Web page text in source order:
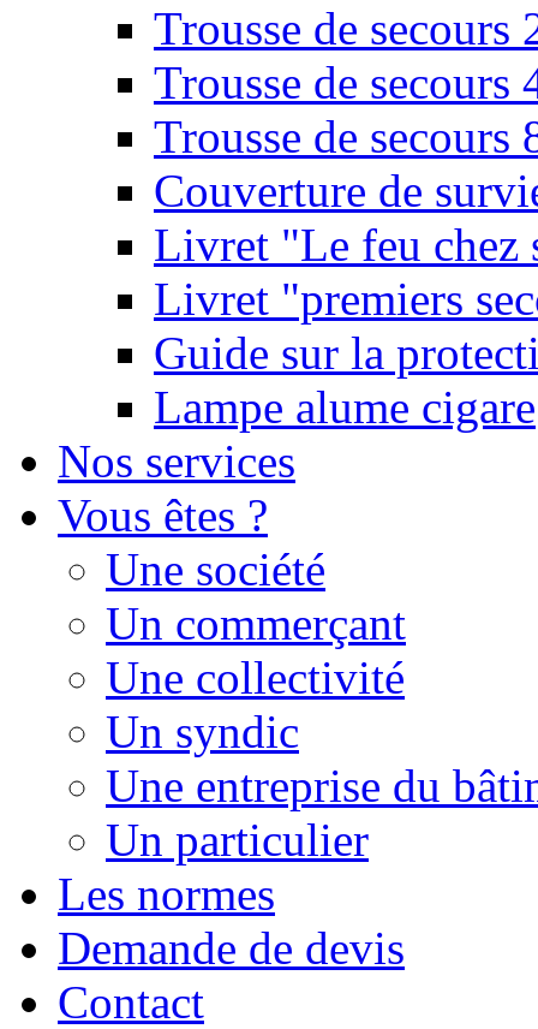
Trousse de secours
Trousse de secours
Trousse de secours
Couverture de
Livret "Le feu chez
Livret "premiers
Guide sur la
Lampe alume cigare
Nos services
Vous êtes ?
Une société
Un commerçant
Une collectivité
Un syndic
Une entreprise du
Un particulier
Les normes
Demande de devis
Contact